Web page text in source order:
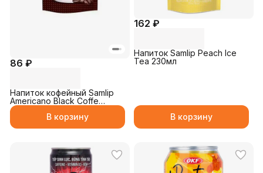
86 ₽
Напиток кофейный Samlip
Americano Black Coffe
230мл
В корзину
162 ₽
Напиток Samlip Peach Ice
Tea 230мл
В корзину